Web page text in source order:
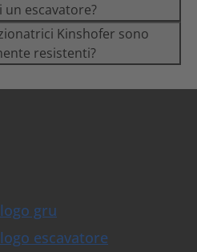
un escavatore?
Kinshofer sono
resistenti?
gru
escavatore